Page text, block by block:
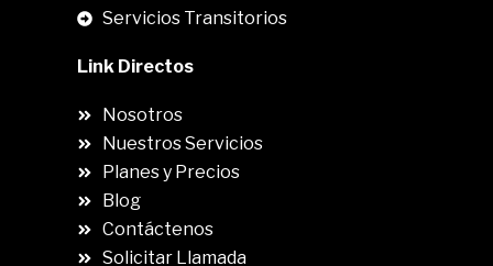
Servicios Transitorios
Link Directos
Nosotros
Nuestros Servicios
Planes y Precios
Blog
Contáctenos
Solicitar Llamada